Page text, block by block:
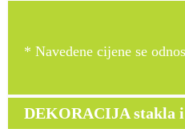
* Navedene cijene se
DEKORACIJA stakla